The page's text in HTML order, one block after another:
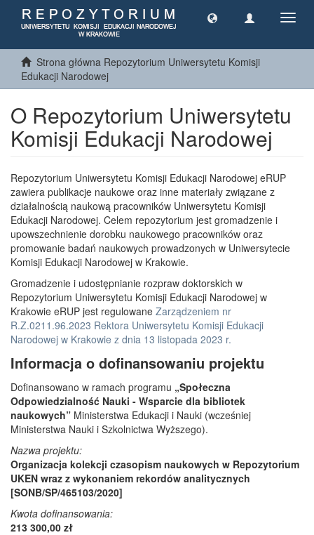
Strona główna Repozytorium Uniwersytetu Komisji
Edukacji Narodowej
O Repozytorium Uniwersytetu
Komisji Edukacji Narodowej
Repozytorium Uniwersytetu Komisji Edukacji Narodowej eRUP
zawiera publikacje naukowe oraz inne materiały związane z
działalnością naukową pracowników Uniwersytetu Komisji
Edukacji Narodowej. Celem repozytorium jest gromadzenie i
upowszechnienie dorobku naukowego pracowników oraz
promowanie badań naukowych prowadzonych w Uniwersytecie
Komisji Edukacji Narodowej w Krakowie.
Gromadzenie i udostępnianie rozpraw doktorskich w
Repozytorium Uniwersytetu Komisji Edukacji Narodowej w
Krakowie eRUP jest regulowane Zarządzeniem nr
R.Z.0211.96.2023 Rektora Uniwersytetu Komisji Edukacji
Narodowej w Krakowie z dnia 13 listopada 2023 r.
Informacja o dofinansowaniu projektu
Dofinansowano w ramach programu „Społeczna
Odpowiedzialność Nauki - Wsparcie dla bibliotek
naukowych” Ministerstwa Edukacji i Nauki (wcześniej
Ministerstwa Nauki i Szkolnictwa Wyższego).
Nazwa projektu:
Organizacja kolekcji czasopism naukowych w Repozytorium
UKEN wraz z wykonaniem rekordów analitycznych
[SONB/SP/465103/2020]
Kwota dofinansowania:
213 300,00 zł